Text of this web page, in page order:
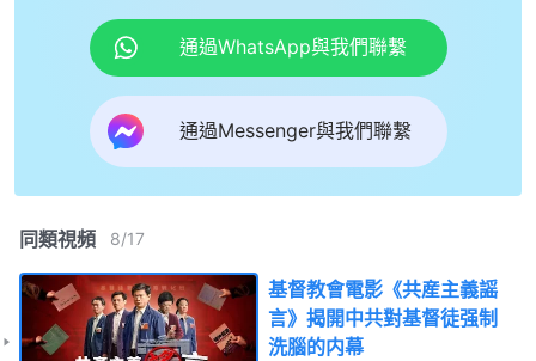
通過WhatsApp與我們聯繫
通過Messenger與我們聯繫
同類視頻 8/17
基督教會電影《共産主義謡
言》揭開中共對基督徒强制
洗腦的内幕